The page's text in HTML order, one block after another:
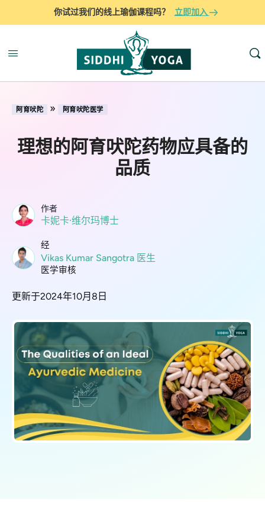
你试过我们的线上瑜伽课程吗？ 立即加入
阿育吠陀 » 阿育吠陀医学
理想的阿育吠陀药物应具备的
品质
作者
卡妮卡·维尔玛博士
经
Vikas Kumar Sangotra 医生
医学审核
更新于2024年10月8日